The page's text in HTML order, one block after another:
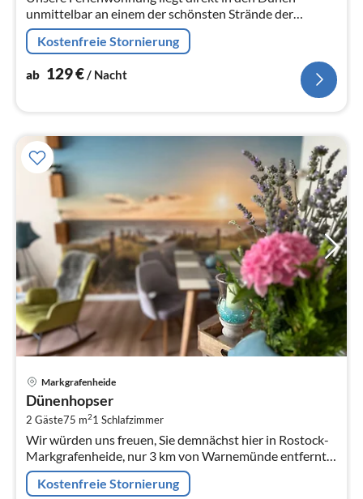
unmittelbar an einem der schönsten Strände der
Ostseeküste in Einzellage.
Kostenfreie Stornierung
ab 129€/ Nacht
Markgrafenheide
Dünenhopser
2 Gäste75 m21 Schlafzimmer
Wir würden uns freuen, Sie demnächst hier in Rostock-
Markgrafenheide, nur 3 km von Warnemünde entfernt,
begrüssen zu dürfen.
Kostenfreie Stornierung